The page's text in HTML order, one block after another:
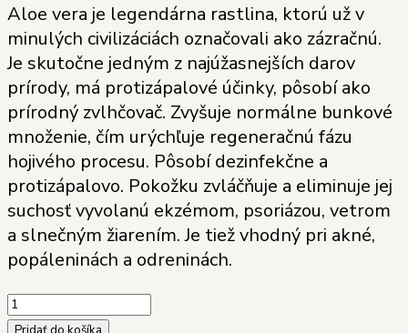
Aloe vera je legendárna rastlina, ktorú už v
minulých civilizáciách označovali ako zázračnú.
Je skutočne jedným z najúžasnejších darov
prírody, má protizápalové účinky, pôsobí ako
prírodný zvlhčovač. Zvyšuje normálne bunkové
množenie, čím urýchľuje regeneračnú fázu
hojivého procesu. Pôsobí dezinfekčne a
protizápalovo. Pokožku zvláčňuje a eliminuje jej
suchosť vyvolanú ekzémom, psoriázou, vetrom
a slnečným žiarením. Je tiež vhodný pri akné,
popáleninách a odreninách.
množstvo
Soaphoria